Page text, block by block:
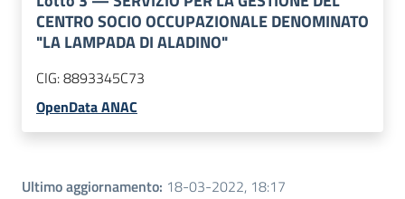
CENTRO SOCIO OCCUPAZIONALE DENOMINATO
"LA LAMPADA DI ALADINO"
CIG:8893345C73
OpenData ANAC
Ultimo aggiornamento: 18-03-2022, 18:17